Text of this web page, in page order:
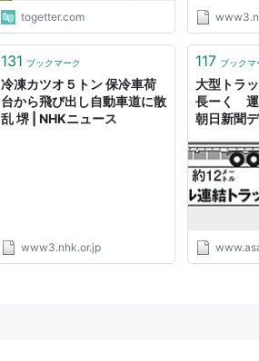
togetter.com
131 ブックマーク
冷凍カツオ５トン 保冷車荷
台から飛び出し自動車道に散
乱 堺 | NHKニュース
www3.nhk.or.jp
117 ブックマ
大型トラ
長ーく 運
朝日新聞